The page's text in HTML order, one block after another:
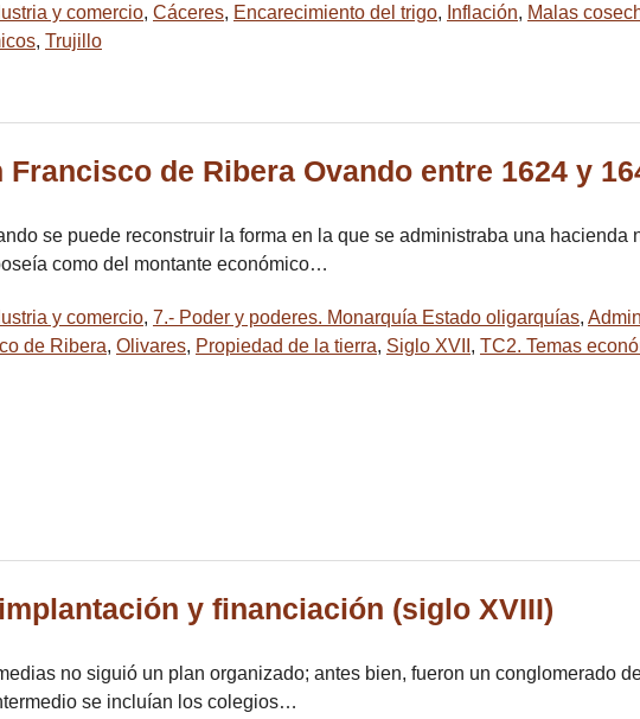
y comercio, Cáceres, Encarecimiento del trigo, Inflación, Malas
, Trujillo
de Ribera Ovando entre 1624 y
se puede reconstruir la forma en la que se administraba una hacienda
como del montante económico…
y comercio, 7.- Poder y poderes. Monarquía Estado oligarquías,
de Ribera, Olivares, Propiedad de la tierra, Siglo XVII , TC2. Temas
y financiación (siglo XVIII)
no siguió un plan organizado; antes bien, fueron un conglomerado
se incluían los colegios…